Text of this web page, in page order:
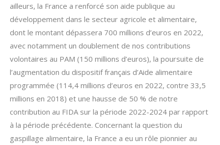
ailleurs, la France a renforcé son aide publique au
développement dans le secteur agricole et alimentaire,
dont le montant dépassera 700 millions d’euros en 2022,
avec notamment un doublement de nos contributions
volontaires au PAM (150 millions d’euros), la poursuite de
l’augmentation du dispositif français d’Aide alimentaire
programmée (114,4 millions d’euros en 2022, contre 33,5
millions en 2018) et une hausse de 50 % de notre
contribution au FIDA sur la période 2022-2024 par rapport
à la période précédente. Concernant la question du
gaspillage alimentaire, la France a eu un rôle pionnier au